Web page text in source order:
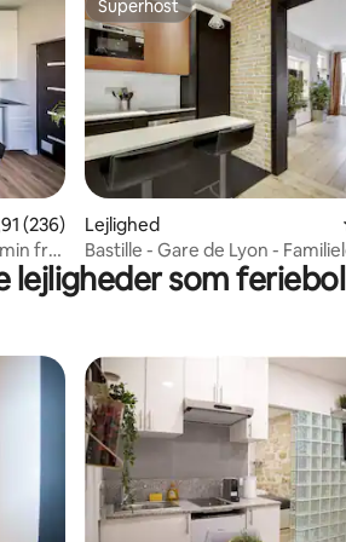
ud af 5 i gennemsnitlig bedømmelse,
(236)
fra
Superhost
Superhost
Lejlighed
Bastille - Gare de Lyon -
lejligheder som